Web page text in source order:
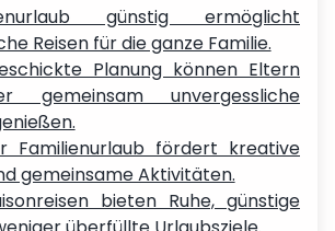
günstig ermöglicht
Reisen für die ganze Familie.
Planung können Eltern
gemeinsam unvergessliche
Familienurlaub fördert kreative
gemeinsame Aktivitäten.
bieten Ruhe, günstige